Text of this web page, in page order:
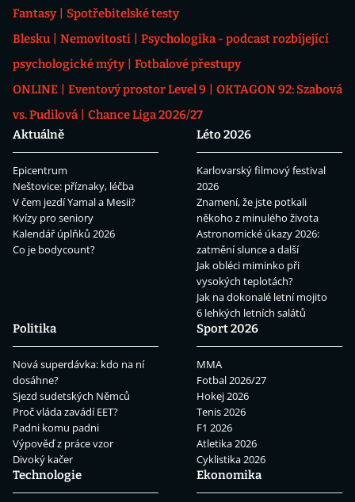
Fantasy
Spotřebitelské testy
Blesku
Nemovitosti
Psychologika - podcast rozbíjející
psychologické mýty
Fotbalové přestupy
ONLINE
Eventový prostor Level 9
OKTAGON 92: Szabová
vs. Pudilová
Chance Liga 2026/27
Aktuálně
Epicentrum
Neštovice: příznaky, léčba
V čem jezdí Yamal a Mesii?
Kvízy pro seniory
Kalendář úplňků 2026
Co je bodycount?
Léto 2026
Karlovarský filmový festival
2026
Znamení, že jste potkali
někoho z minulého života
Astronomické úkazy 2026:
zatmění slunce a další
Jak obléci miminko při
vysokých teplotách?
Jak na dokonalé letní mojito
6 lehkých letních salátů
Politika
Nová superdávka: kdo na ní
dosáhne?
Sjezd sudetských Němců
Proč vláda zavádí EET?
Padni komu padni
Výpověď z práce vzor
Divoký kačer
Sport 2026
MMA
Fotbal 2026/27
Hokej 2026
Tenis 2026
F1 2026
Atletika 2026
Cyklistika 2026
Technologie
Ekonomika